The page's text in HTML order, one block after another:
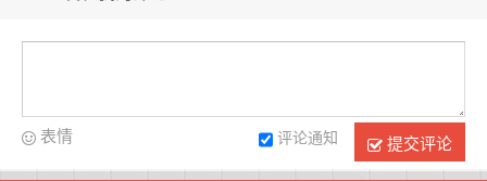
提交评论
评论通知
表情